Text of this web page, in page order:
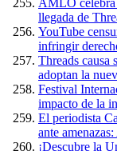
AMLO celebra
llegada de
YouTube
infringir
Threads causa
adoptan la
Festival
impacto de la
El periodista
ante
¡Descubre la